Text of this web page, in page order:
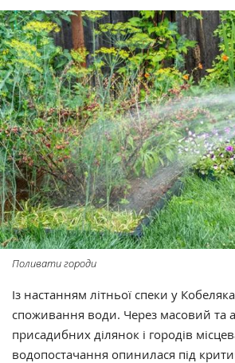
Поливати городи
Із настанням літньої спеки у
споживання води. Через масовий та
присадибних ділянок і городів
водопостачання опинилася під